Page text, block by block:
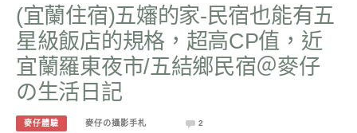
(宜蘭住宿)五嬸的家-民宿也能有五
星級飯店的規格，超高CP值，近
宜蘭羅東夜市/五結鄉民宿＠麥仔
の生活日記
麥仔體驗 麥仔の攝影手札 2